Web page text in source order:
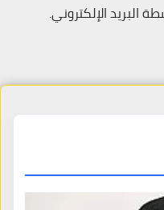
البريد الإلكتروني.